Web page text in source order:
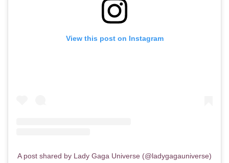
View this post on Instagram
A post shared by Lady Gaga Universe (@ladygagauniverse)